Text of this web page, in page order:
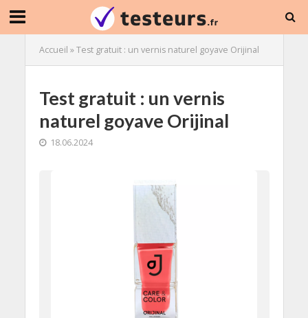
Accueil »Test gratuit : un vernis naturel goyave Orijinal
Test gratuit : un vernis
naturel goyave Orijinal
18.06.2024